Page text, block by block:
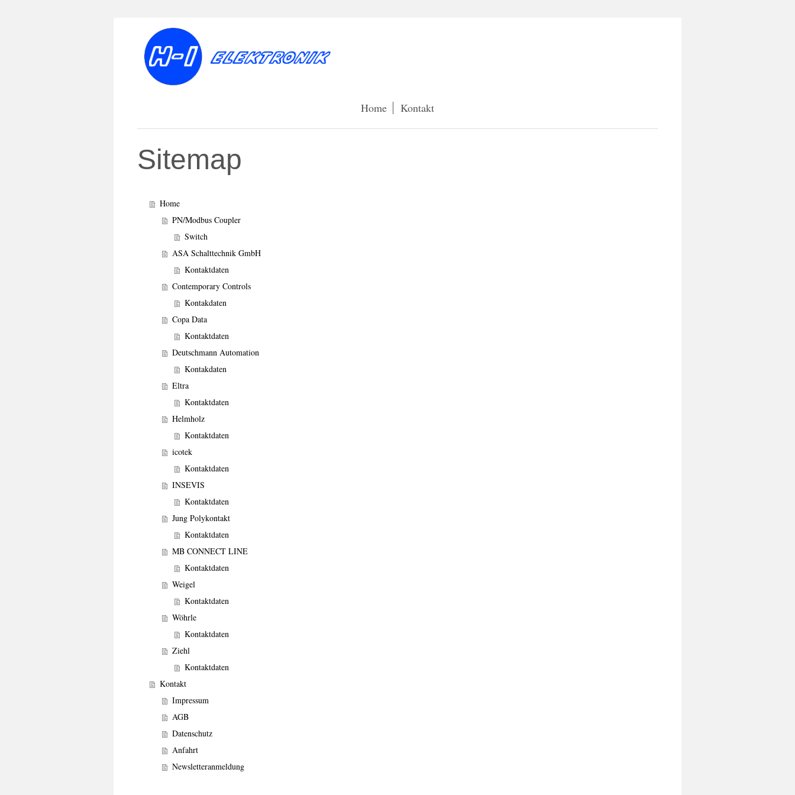
Home Kontakt
Sitemap
Home
PN/Modbus Coupler
Switch
ASA Schalttechnik GmbH
Kontaktdaten
Contemporary Controls
Kontakdaten
Copa Data
Kontaktdaten
Deutschmann Automation
Kontakdaten
Eltra
Kontaktdaten
Helmholz
Kontaktdaten
icotek
Kontaktdaten
INSEVIS
Kontaktdaten
Jung Polykontakt
Kontaktdaten
MB CONNECT LINE
Kontaktdaten
Weigel
Kontaktdaten
Wöhrle
Kontaktdaten
Ziehl
Kontaktdaten
Kontakt
Impressum
AGB
Datenschutz
Anfahrt
Newsletteranmeldung